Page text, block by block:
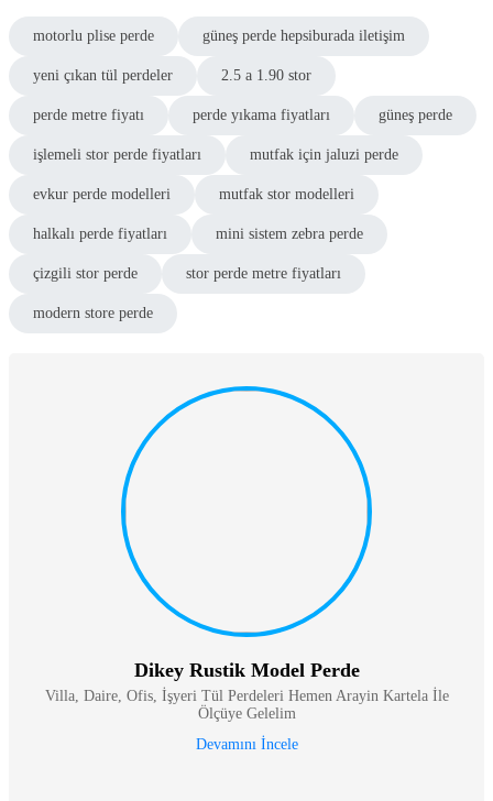
motorlu plise perde güneş perde hepsiburada iletişim
yeni çıkan tül perdeler 2.5 a 1.90 stor
perde metre fiyatı perde yıkama fiyatları güneş perde
işlemeli stor perde fiyatları mutfak için jaluzi perde
evkur perde modelleri mutfak stor modelleri
halkalı perde fiyatları mini sistem zebra perde
çizgili stor perde stor perde metre fiyatları
modern store perde
Dikey Rustik Model Perde
Villa, Daire, Ofis, İşyeri Tül Perdeleri Hemen Arayin Kartela İle
Ölçüye Gelelim
Devamını İncele